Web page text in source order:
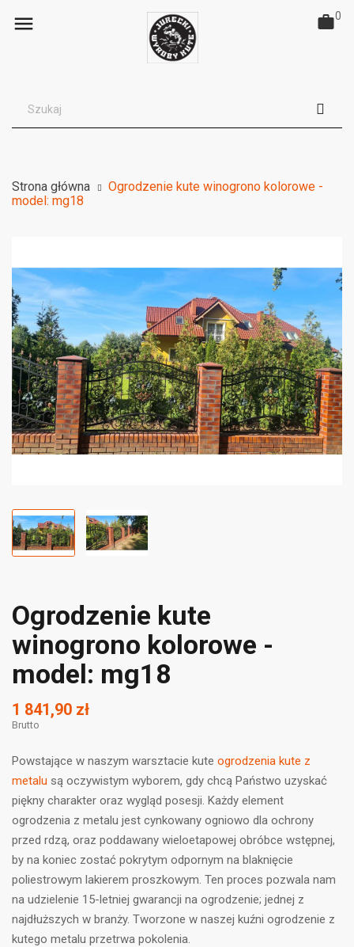
 0
Strona główna
Ogrodzenie kute winogrono kolorowe -
model: mg18
Ogrodzenie kute
winogrono kolorowe -
model: mg18
1 841,90 zł
Brutto
Powstające w naszym warsztacie kute ogrodzenia kute z
metalu są oczywistym wyborem, gdy chcą Państwo uzyskać
piękny charakter oraz wygląd posesji. Każdy element
ogrodzenia z metalu jest cynkowany ogniowo dla ochrony
przed rdzą, oraz poddawany wieloetapowej obróbce wstępnej,
by na koniec zostać pokrytym odpornym na blaknięcie
poliestrowym lakierem proszkowym. Ten proces pozwala nam
na udzielenie 15-letniej gwarancji na ogrodzenie; jednej z
najdłuższych w branży. Tworzone w naszej kuźni ogrodzenie z
kutego metalu przetrwa pokolenia.